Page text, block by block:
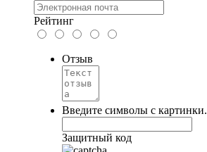
Рейтинг
Отзыв
Введите символы с картинки.
Защитный код